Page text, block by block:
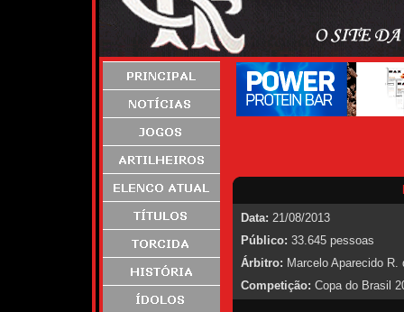
Data: 21/08/2013
Público: 33.645 pessoas
Árbitro: Marcelo Aparecido R.
Competição: Copa do Brasil